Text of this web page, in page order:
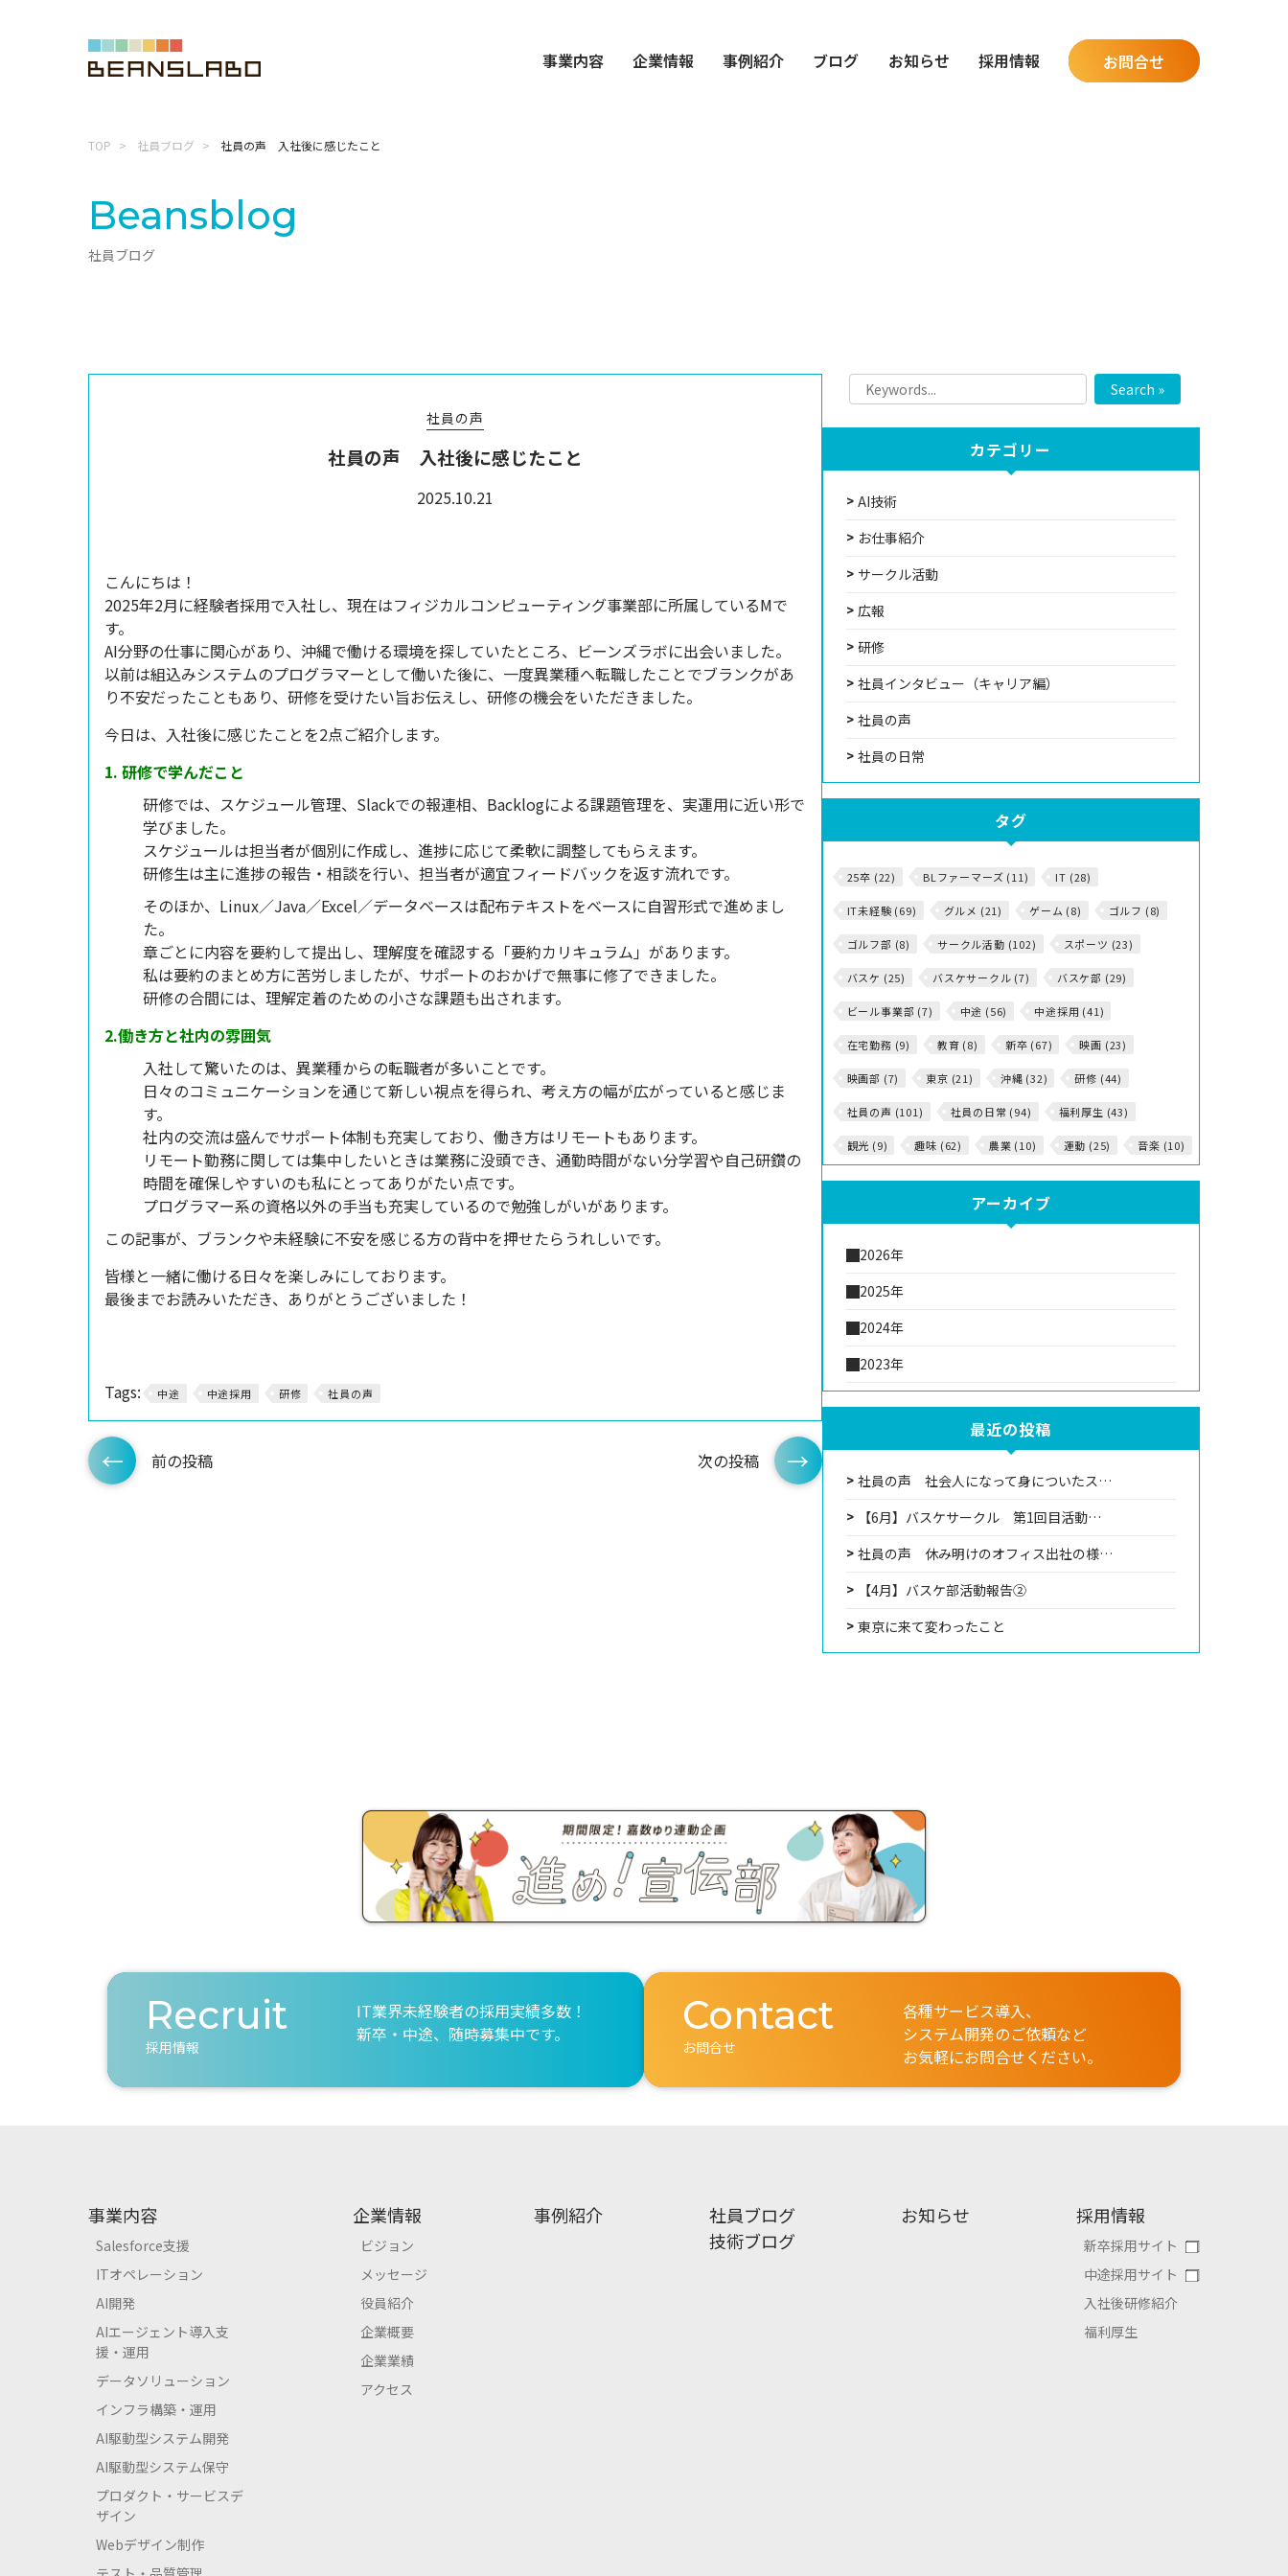
事業内容 企業情報 事例紹介 ブログ お知らせ 採用情報 お問合せ
TOP 社員ブログ 社員の声 入社後に感じたこと
Beansblog
社員ブログ
社員の声
社員の声 入社後に感じたこと
2025.10.21
こんにちは！
2025年2月に経験者採用で入社し、現在はフィジカルコンピューティング事業部に所属しているMで
す。
AI分野の仕事に関心があり、沖縄で働ける環境を探していたところ、ビーンズラボに出会いました。
以前は組込みシステムのプログラマーとして働いた後に、一度異業種へ転職したことでブランクがあ
り不安だったこともあり、研修を受けたい旨お伝えし、研修の機会をいただきました。
今日は、入社後に感じたことを2点ご紹介します。
1. 研修で学んだこと
研修では、スケジュール管理、Slackでの報連相、Backlogによる課題管理を、実運用に近い形で
学びました。
スケジュールは担当者が個別に作成し、進捗に応じて柔軟に調整してもらえます。
研修生は主に進捗の報告・相談を行い、担当者が適宜フィードバックを返す流れです。
そのほか、Linux／Java／Excel／データベースは配布テキストをベースに自習形式で進めまし
た。
章ごとに内容を要約して提出し、理解度を確認する「要約カリキュラム」があります。
私は要約のまとめ方に苦労しましたが、サポートのおかげで無事に修了できました。
研修の合間には、理解定着のための小さな課題も出されます。
2.働き方と社内の雰囲気
入社して驚いたのは、異業種からの転職者が多いことです。
日々のコミュニケーションを通じて新しい視点を得られ、考え方の幅が広がっていると感じま
す。
社内の交流は盛んでサポート体制も充実しており、働き方はリモートもあります。
リモート勤務に関しては集中したいときは業務に没頭でき、通勤時間がない分学習や自己研鑽の
時間を確保しやすいのも私にとってありがたい点です。
プログラマー系の資格以外の手当も充実しているので勉強しがいがあります。
この記事が、ブランクや未経験に不安を感じる方の背中を押せたらうれしいです。
皆様と一緒に働ける日々を楽しみにしております。
最後までお読みいただき、ありがとうございました！
Tags: 中途 中途採用 研修 社員の声
前の投稿 次の投稿
Search »
カテゴリー
AI技術
お仕事紹介
サークル活動
広報
研修
社員インタビュー（キャリア編）
社員の声
社員の日常
タグ
25卒 (22) BLファーマーズ (11) IT (28)
IT未経験 (69) グルメ (21) ゲーム (8) ゴルフ (8)
ゴルフ部 (8) サークル活動 (102) スポーツ (23)
バスケ (25) バスケサークル (7) バスケ部 (29)
ビール事業部 (7) 中途 (56) 中途採用 (41)
在宅勤務 (9) 教育 (8) 新卒 (67) 映画 (23)
映画部 (7) 東京 (21) 沖縄 (32) 研修 (44)
社員の声 (101) 社員の日常 (94) 福利厚生 (43)
観光 (9) 趣味 (62) 農業 (10) 運動 (25) 音楽 (10)
アーカイブ
2026年
2025年
2024年
2023年
最近の投稿
社員の声 社会人になって身についたス…
【6月】バスケサークル 第1回目活動…
社員の声 休み明けのオフィス出社の様…
【4月】バスケ部活動報告②
東京に来て変わったこと
Recruit
採用情報
IT業界未経験者の採用実績多数！
新卒・中途、随時募集中です。
Contact
お問合せ
各種サービス導入、
システム開発のご依頼など
お気軽にお問合せください。
事業内容
Salesforce支援
ITオペレーション
AI開発
AIエージェント導入支
援・運用
データソリューション
インフラ構築・運用
AI駆動型システム開発
AI駆動型システム保守
プロダクト・サービスデ
ザイン
Webデザイン制作
企業情報
ビジョン
メッセージ
役員紹介
企業概要
企業業績
アクセス
事例紹介
社員ブログ
技術ブログ
お知らせ 採用情報
新卒採用サイト
中途採用サイト
入社後研修紹介
福利厚生